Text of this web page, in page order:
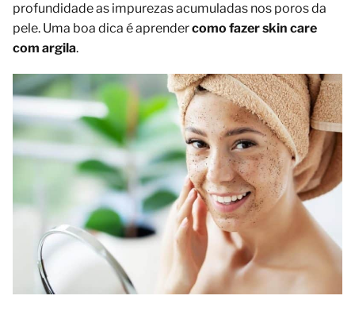
profundidade as impurezas acumuladas nos poros da
pele. Uma boa dica é aprendercomo fazer skin care
com argila.